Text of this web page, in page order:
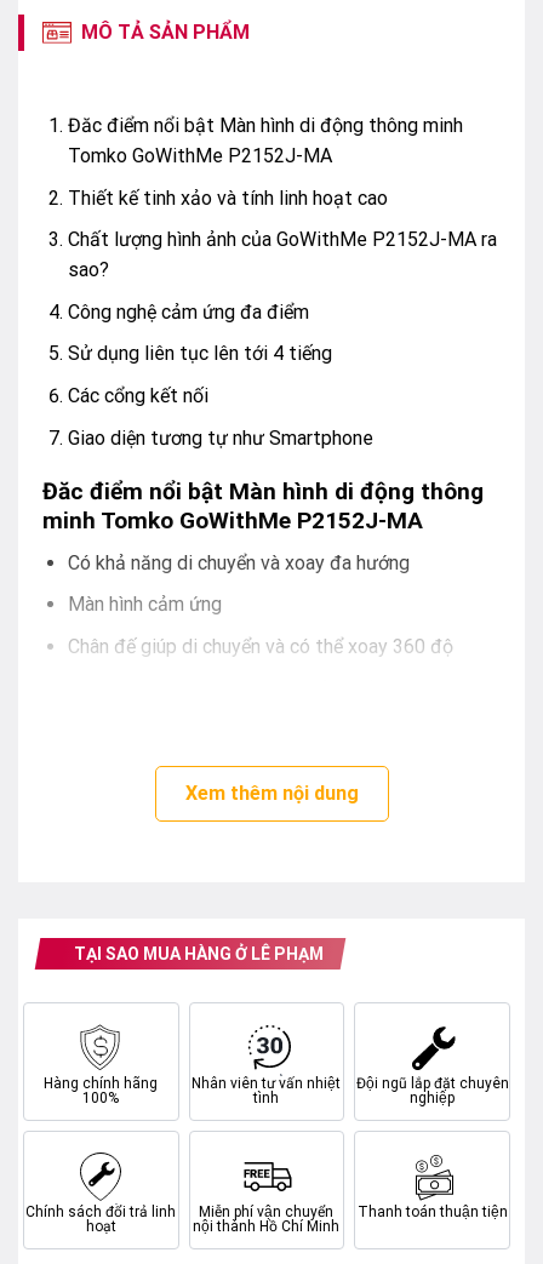
MÔ TẢ SẢN PHẨM
Đăc điểm nổi bật Màn hình di động thông minh
Tomko GoWithMe P2152J-MA
Thiết kế tinh xảo và tính linh hoạt cao
Chất lượng hình ảnh của GoWithMe P2152J-MA ra
sao?
Công nghệ cảm ứng đa điểm
Sử dụng liên tục lên tới 4 tiếng
Các cổng kết nối
Giao diện tương tự như Smartphone
Đăc điểm nổi bật Màn hình di động thông
minh Tomko GoWithMe P2152J-MA
Có khả năng di chuyển và xoay đa hướng
Màn hình cảm ứng
Chân đế giúp di chuyển và có thể xoay 360 độ
Công nghệ cảm ứng đa điểm
Thời lượng sử dụng lên tới 4 tiếng
Xem thêm nội dung
TẠI SAO MUA HÀNG Ở LÊ PHẠM
Hàng chính hãng
100%
Nhân viên tư vấn nhiệt
tình
Đội ngũ lắp đặt chuyên
nghiệp
Chính sách đổi trả linh
hoạt
Miễn phí vận chuyển
nội thành Hồ Chí Minh
Thanh toán thuận tiện